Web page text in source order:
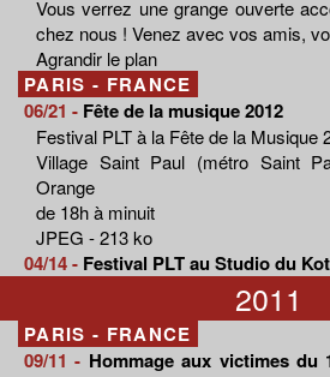
Vous verrez une grange ouverte
chez nous ! Venez avec vos amis,
Agrandir le plan
PARIS - FRANCE
06/21 - Fête de la musique 2012
Festival PLT à la Fête de la Musique
Village Saint Paul (métro Saint
Orange
de 18h à minuit
JPEG - 213 ko
04/14 - Festival PLT au Studio du
2011
PARIS - FRANCE
09/11 - Hommage aux victimes du